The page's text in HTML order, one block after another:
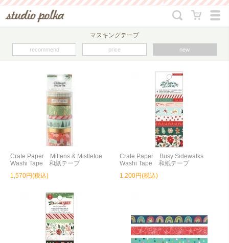
マスキングテープ
recommend price new
Crate Paper Mittens & Mistletoe
Washi Tape 和紙テープ
1,570円(税込)
Crate Paper Busy Sidewalks
Washi Tape 和紙テープ
1,200円(税込)